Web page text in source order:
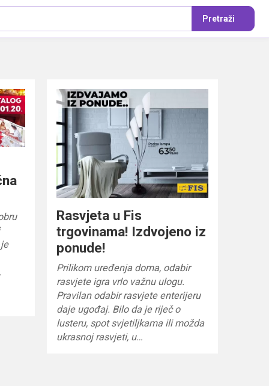
Pretraži
Rasvjeta u Fis
trgovinama! Izdvojeno iz
ponude!
Prilikom uređenja doma, odabir
rasvjete igra vrlo važnu ulogu.
Pravilan odabir rasvjete enterijeru
daje ugođaj. Bilo da je riječ o
lusteru, spot svjetiljkama ili možda
ukrasnoj rasvjeti, u…